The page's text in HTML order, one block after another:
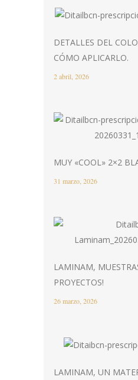
DETALLES DEL
CÓMO APLICARLO.
2 abril, 2026
MUY «COOL» 2×2
31 marzo, 2026
LAMINAM,
PROYECTOS!
26 marzo, 2026
LAMINAM, UN